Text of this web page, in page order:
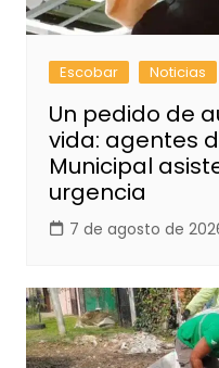
Escobar Noticias
Un pedido de
vida: agentes
Municipal
urgencia
7 de agosto de